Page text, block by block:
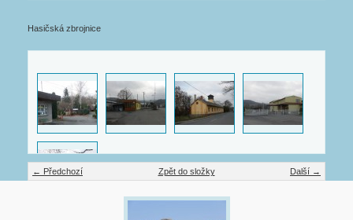
Hasičská zbrojnice
← Předchozí Další →
Zpět do složky